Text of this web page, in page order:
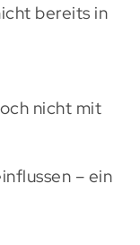
bereits in
nicht mit
– ein